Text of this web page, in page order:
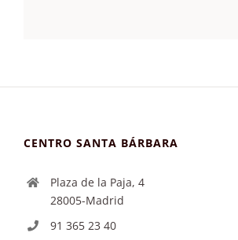
CENTRO SANTA BÁRBARA
Plaza de la Paja, 4
28005-Madrid
91 365 23 40